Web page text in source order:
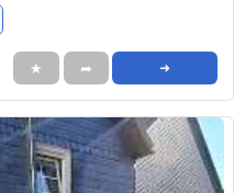
★ ➦ ➜